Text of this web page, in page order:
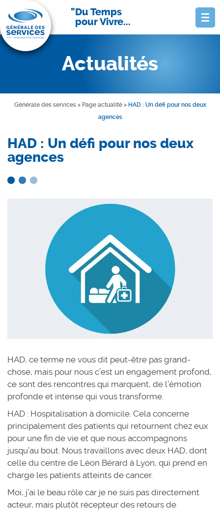
Du Temps
pour Vivre...
Actualités
Générale des services> Page actualité> HAD : Un défi pour nos deux
agences
HAD : Un défi pour nos deux
agences
HAD, ce terme ne vous dit peut-être pas grand-
chose, mais pour nous c’est un engagement profond,
ce sont des rencontres qui marquent, de l’émotion
profonde et intense qui vous transforme.
HAD : Hospitalisation à domicile. Cela concerne
principalement des patients qui retournent chez eux
pour une fin de vie et que nous accompagnons
jusqu’au bout. Nous travaillons avec deux HAD, dont
celle du centre de Léon Bérard à Lyon, qui prend en
charge les patients atteints de cancer.
Moi, j’ai le beau rôle car je ne suis pas directement
acteur, mais plutôt récepteur des retours de